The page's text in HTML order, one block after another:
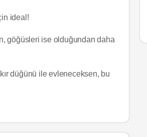
ideal!
göğüsleri ise olduğundan daha
düğünü ile evleneceksen, bu